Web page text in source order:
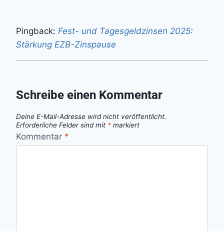
Pingback: Fest- und Tagesgeldzinsen 2025:
Stärkung EZB-Zinspause
Schreibe einen Kommentar
Deine E-Mail-Adresse wird nicht veröffentlicht.
Erforderliche Felder sind mit * markiert
Kommentar *